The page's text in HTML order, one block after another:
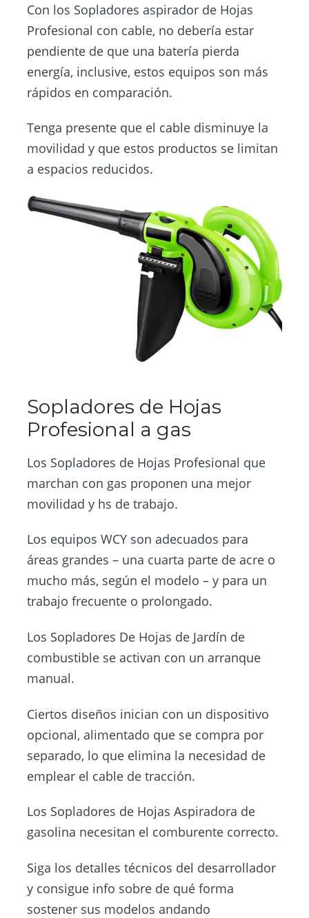
Con los Sopladores aspirador de Hojas
Profesional con cable, no debería estar
pendiente de que una batería pierda
energía, inclusive, estos equipos son más
rápidos en comparación.
Tenga presente que el cable disminuye la
movilidad y que estos productos se limitan
a espacios reducidos.
Sopladores de Hojas
Profesional a gas
Los Sopladores de Hojas Profesional que
marchan con gas proponen una mejor
movilidad y hs de trabajo.
Los equipos WCY son adecuados para
áreas grandes – una cuarta parte de acre o
mucho más, según el modelo – y para un
trabajo frecuente o prolongado.
Los Sopladores De Hojas de Jardín de
combustible se activan con un arranque
manual.
Ciertos diseños inician con un dispositivo
opcional, alimentado que se compra por
separado, lo que elimina la necesidad de
emplear el cable de tracción.
Los Sopladores de Hojas Aspiradora de
gasolina necesitan el comburente correcto.
Siga los detalles técnicos del desarrollador
y consigue info sobre de qué forma
sostener sus modelos andando